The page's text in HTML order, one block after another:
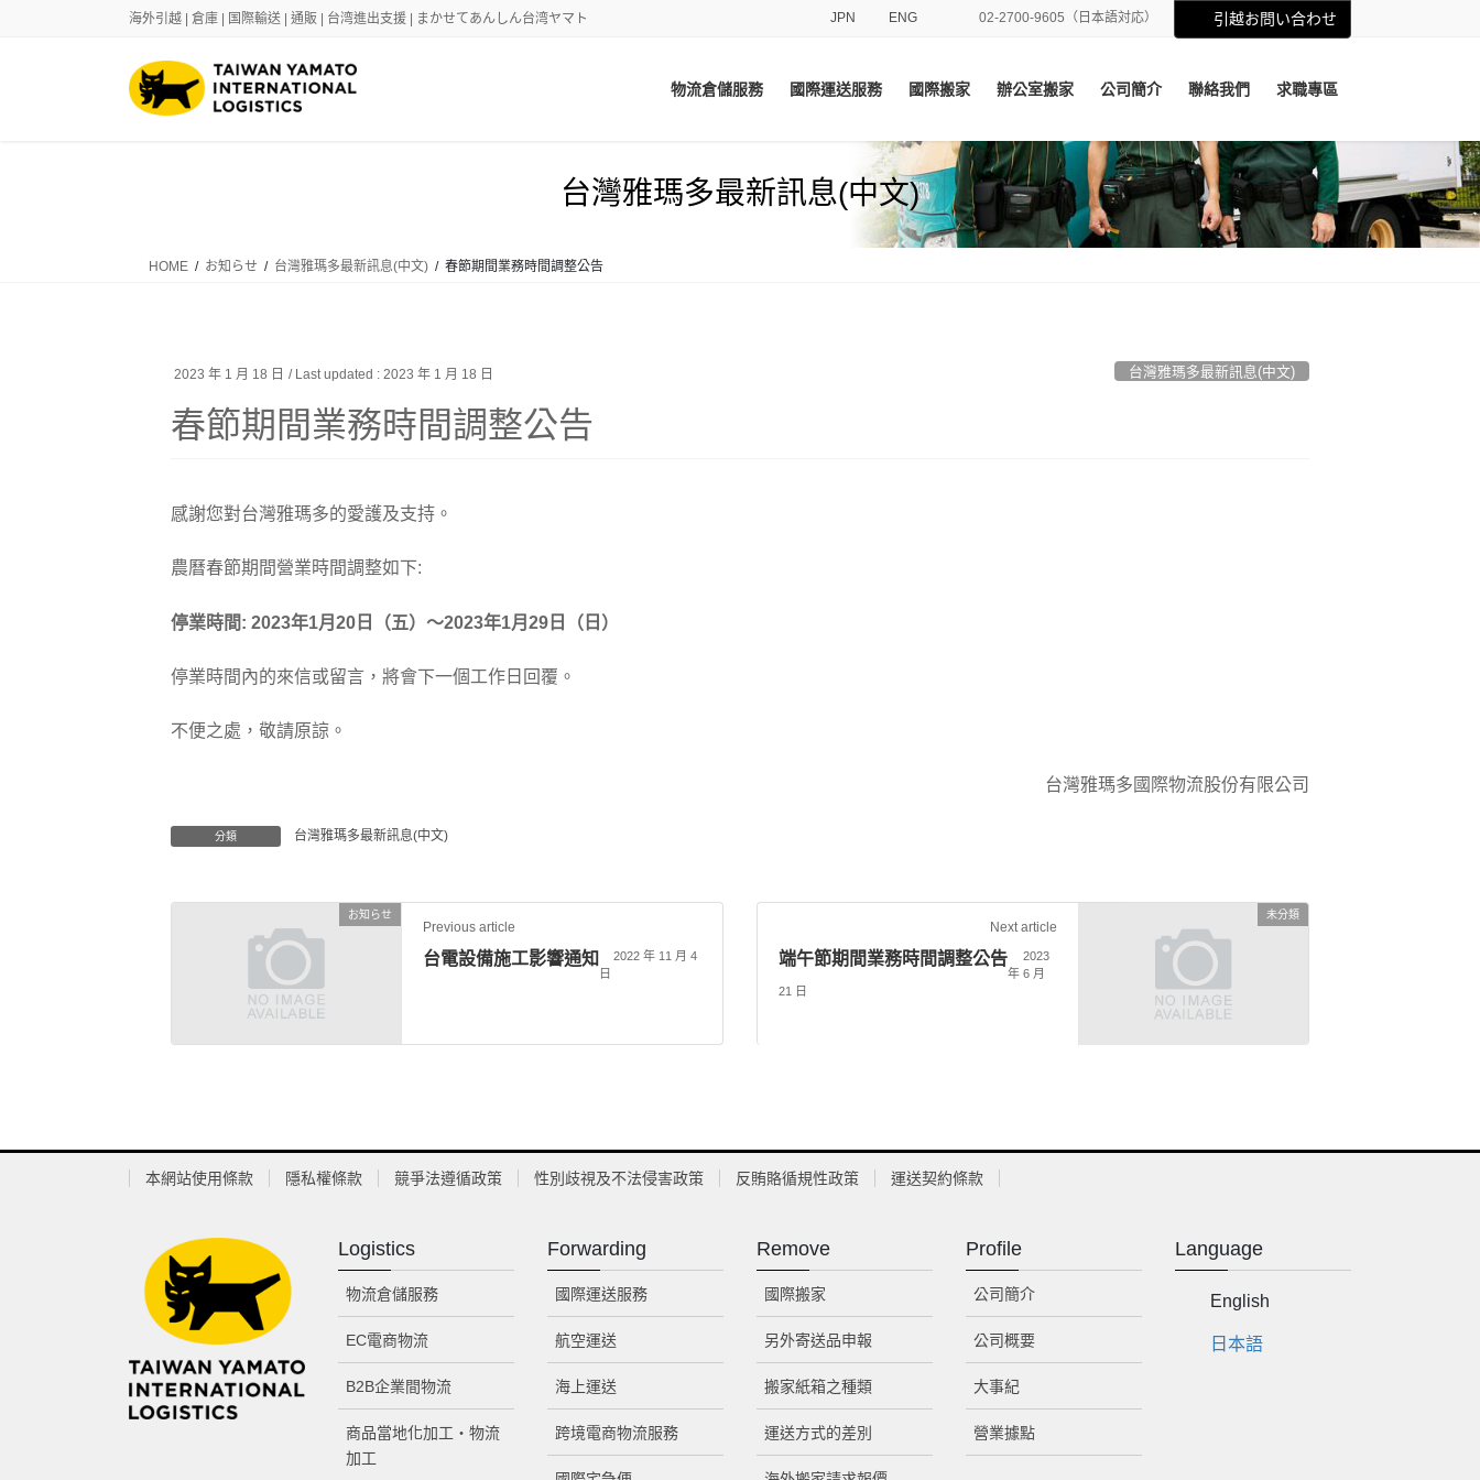
海外引越 | 倉庫 | 国際輸送 | 通販 | 台湾進出支援 | まかせてあんしん台湾ヤマト JPN ENG 02-2700-9605（日本語対応） 引越お問い合わせ
物流倉儲服務 國際運送服務 國際搬家 辦公室搬家 公司簡介 聯絡我們 求職專區
台灣雅瑪多最新訊息(中文)
HOME お知らせ 台灣雅瑪多最新訊息(中文) 春節期間業務時間調整公告
2023 年 1 月 18 日 / Last updated :2023 年 1 月 18 日 台灣雅瑪多最新訊息(中文)
春節期間業務時間調整公告
感謝您對台灣雅瑪多的愛護及支持。
農曆春節期間營業時間調整如下:
停業時間: 2023年1月20日（五）～2023年1月29日（日）
停業時間內的來信或留言，將會下一個工作日回覆。
不便之處，敬請原諒。
台灣雅瑪多國際物流股份有限公司
分類 台灣雅瑪多最新訊息(中文)
お知らせ
Previous article
台電設備施工影響通知
2022 年 11 月 4
日
未分類
Next article
端午節期間業務時間調整公告
2023
年 6 月
21 日
本網站使用條款 隱私權條款 競爭法遵循政策 性別歧視及不法侵害政策 反賄賂循規性政策 運送契約條款
Logistics
物流倉儲服務
EC電商物流
B2B企業間物流
商品當地化加工・物流
加工
Forwarding
國際運送服務
航空運送
海上運送
跨境電商物流服務
Remove
國際搬家
另外寄送品申報
搬家紙箱之種類
運送方式的差別
Profile
公司簡介
公司概要
大事紀
營業據點
Language
English
日本語